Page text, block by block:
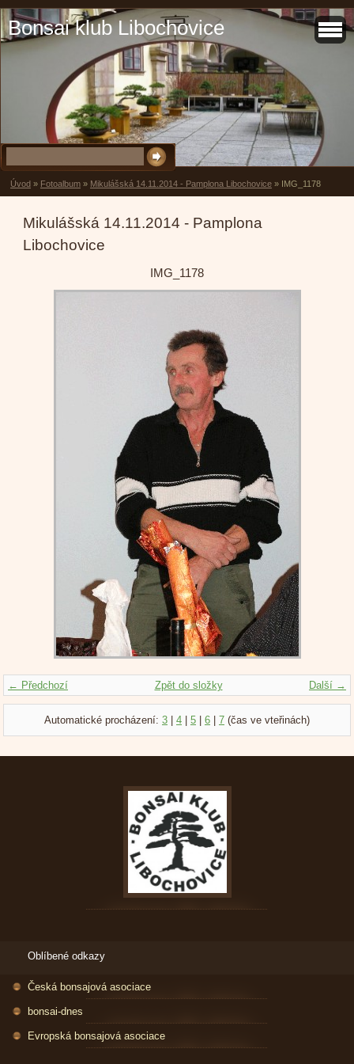
Bonsai klub Libochovice
Úvod » Fotoalbum » Mikulášská 14.11.2014 - Pamplona Libochovice » IMG_1178
Mikulášská 14.11.2014 - Pamplona
Libochovice
IMG_1178
← Předchozí Další →
Zpět do složky
Automatické procházení: 3 4 5 6 7 (čas ve vteřinách)
Oblíbené odkazy
Česká bonsajová asociace
bonsai-dnes
Evropská bonsajová asociace